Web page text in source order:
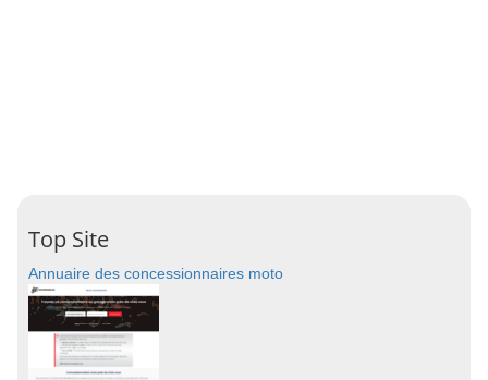
Top Site
Annuaire des concessionnaires moto